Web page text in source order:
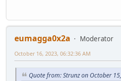
eumagga0x2a
Moderator
October 16, 2023, 06:32:36 AM
Quote from: Strunz on October